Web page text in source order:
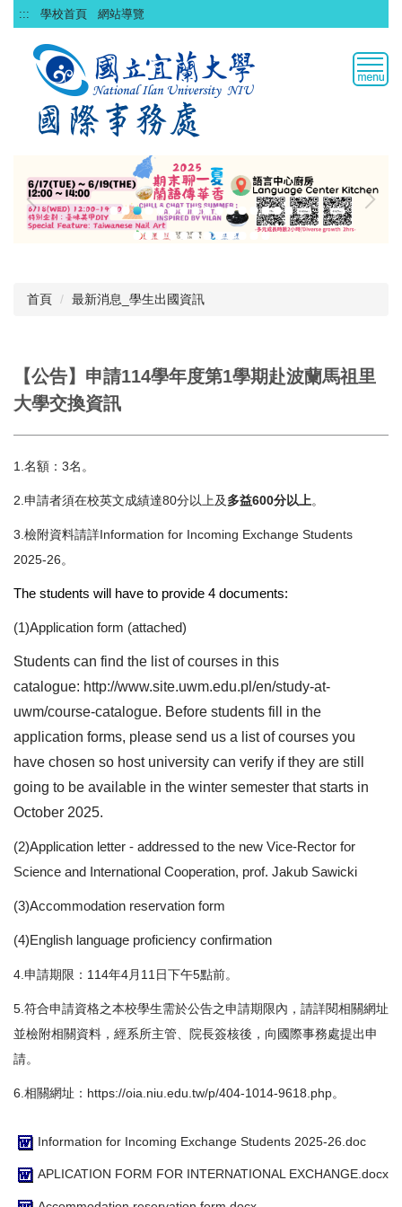
跳
到
::: 學校首頁 網站導覽
首頁 最新消息_學生出國資訊
【公告】申請114學年度第1學期赴波蘭馬祖里
大學交換資訊
1.名額：3名。
2.申請者須在校英文成績達80分以上及多益600分以上。
3.檢附資料請詳Information for Incoming Exchange Students
2025-26。
The students will have to provide 4 documents:
(1)Application form (attached)
Students can find the list of courses in this
catalogue: http://www.site.uwm.edu.pl/en/study-at-
uwm/course-catalogue. Before students fill in the
application forms, please send us a list of courses you
have chosen so host university can verify if they are still
going to be available in the winter semester that starts in
October 2025.
(2)Application letter - addressed to the new Vice-Rector for
Science and International Cooperation, prof. Jakub Sawicki
(3)Accommodation reservation form
(4)English language proficiency confirmation
4.申請期限：114年4月11日下午5點前。
5.符合申請資格之本校學生需於公告之申請期限內，請詳閱相關網址
並檢附相關資料，經系所主管、院長簽核後，向國際事務處提出申
請。
6.相關網址： https://oia.niu.edu.tw/p/404-1014-9618.php。
Information for Incoming Exchange Students 2025-26.doc
APLICATION FORM FOR INTERNATIONAL EXCHANGE.docx